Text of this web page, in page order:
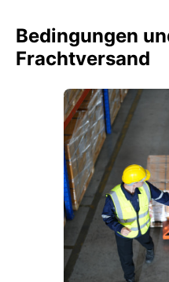
Bedingungen
Frachtversand